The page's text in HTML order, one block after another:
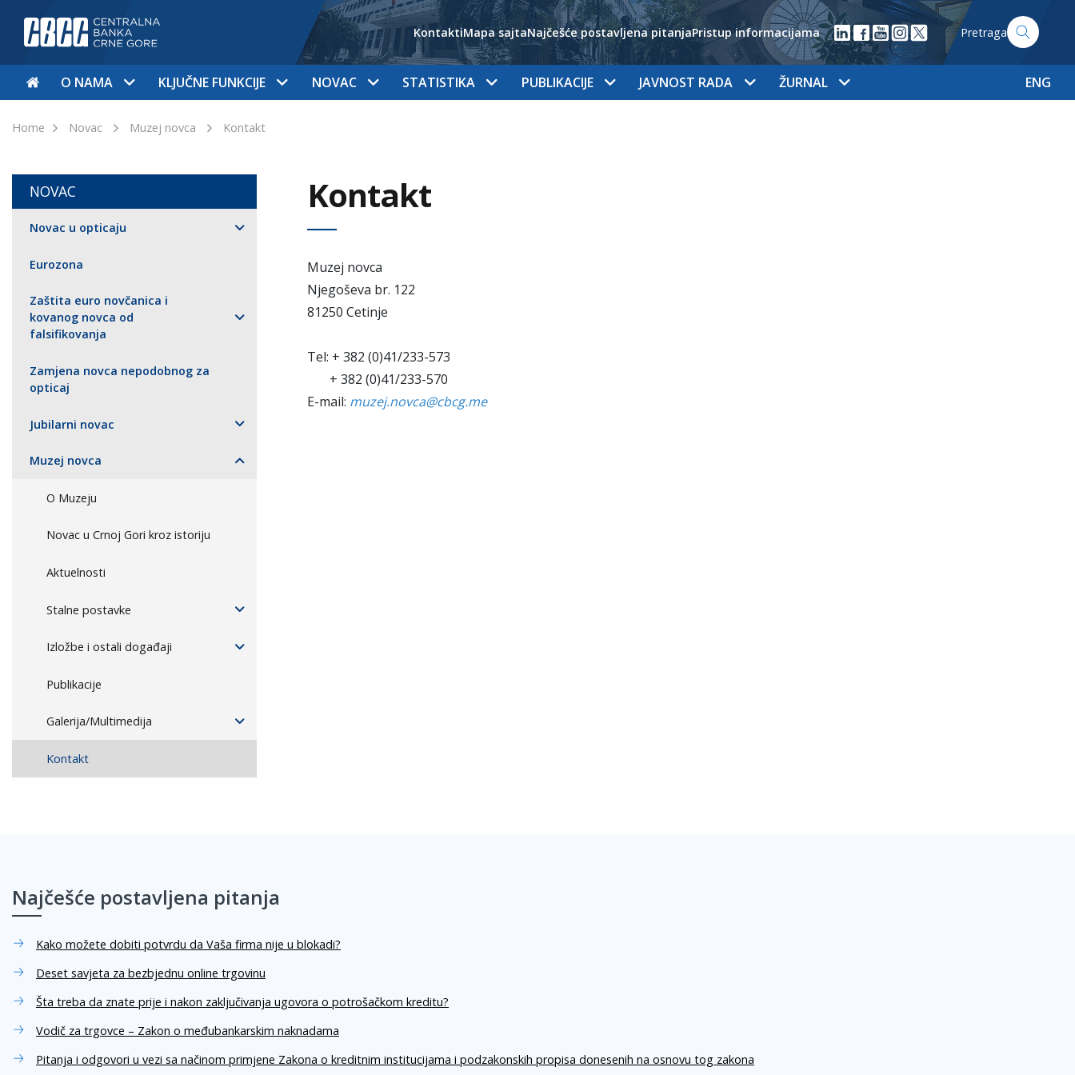
KontaktiMapa sajtaNajčešće postavljena pitanjaPristup informacijama Pretraga
O NAMA KLJUČNE FUNKCIJE NOVAC STATISTIKA PUBLIKACIJE JAVNOST RADA ŽURNAL ENG
Home Novac Muzej novca Kontakt
NOVAC
Novac u opticaju
Eurozona
Zaštita euro novčanica i
kovanog novca od
falsifikovanja
Zamjena novca nepodobnog za
opticaj
Jubilarni novac
Muzej novca
O Muzeju
Novac u Crnoj Gori kroz istoriju
Aktuelnosti
Stalne postavke
Izložbe i ostali događaji
Publikacije
Galerija/Multimedija
Kontakt
Kontakt
Muzej novca
Njegoševa br. 122
81250 Cetinje
Tel: + 382 (0)41/233-573
+ 382 (0)41/233-570
E-mail: muzej.novca@cbcg.me
Najčešće postavljena pitanja
Kako možete dobiti potvrdu da Vaša firma nije u blokadi?
Deset savjeta za bezbjednu online trgovinu
Šta treba da znate prije i nakon zaključivanja ugovora o potrošačkom kreditu?
Vodič za trgovce – Zakon o međubankarskim naknadama
Pitanja i odgovori u vezi sa načinom primjene Zakona o kreditnim institucijama i podzakonskih propisa donesenih na osnovu tog zakona